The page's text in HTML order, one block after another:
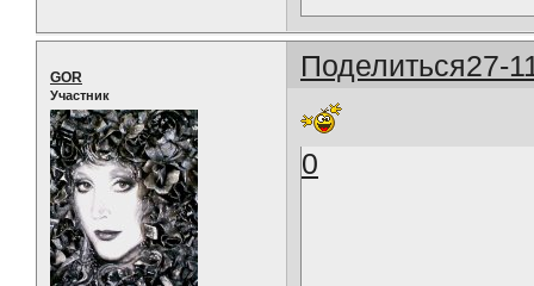
Поделиться27-
GOR
Участник
0